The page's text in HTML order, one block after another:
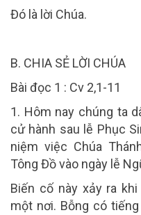
Đó là lời Chúa.
B. CHIA SẺ LỜI CHÚA
Bài đọc 1 : Cv 2,1-11
1. Hôm nay chúng ta
cử hành sau lễ Phục
niệm việc Chúa
Tông Đồ vào ngày lễ
Biến cố này xảy ra
một nơi. Bỗng có